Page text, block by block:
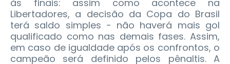
às finais: assim como acontece na
Libertadores, a decisão da Copa do Brasil
terá saldo simples - não haverá mais gol
qualificado como nas demais fases. Assim,
em caso de igualdade após os confrontos, o
campeão será definido pelos pênaltis. A